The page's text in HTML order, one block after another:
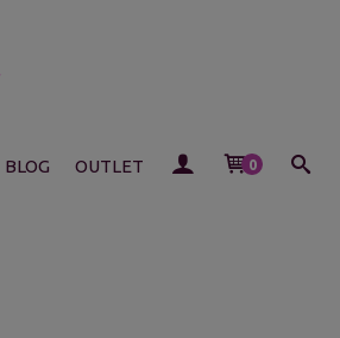
BLOG OUTLET 0